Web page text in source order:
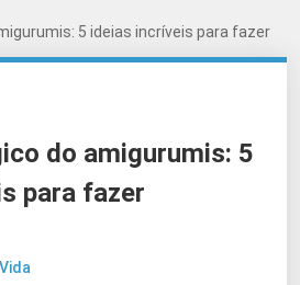
5 ideias incríveis para fazer
do amigurumis: 5
para fazer